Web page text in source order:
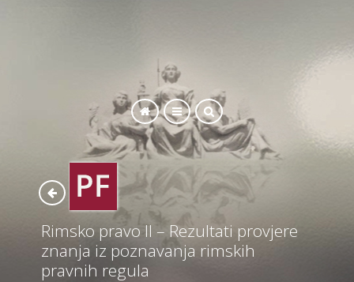
Rimsko pravo II – Rezultati provjere
znanja iz poznavanja rimskih
pravnih regula